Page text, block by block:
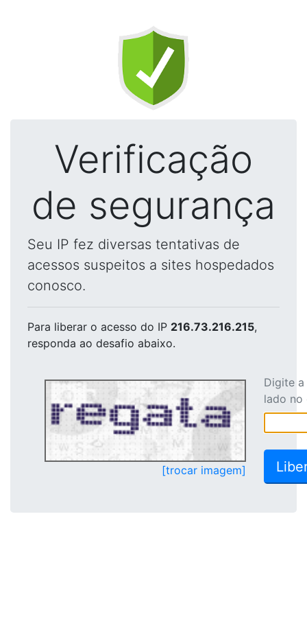
Verificação
de segurança
Seu IP fez diversas tentativas de
acessos suspeitos a sites hospedados
conosco.
Para liberar o acesso do IP 216.73.216.215,
responda ao desafio abaixo.
[trocar imagem]
Digite
lado no